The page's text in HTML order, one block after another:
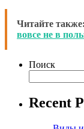
Читайте также:
вовсе не в
Поиск
Recent